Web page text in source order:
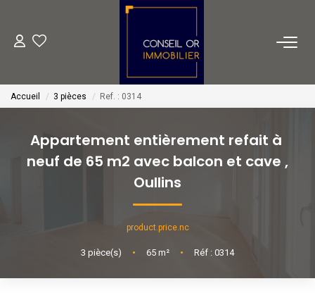
Transaction
Financement
VENTES
Accueil 3 pièces Ref. : 0314
Appartement entièrement refait à
neuf de 65 m2 avec balcon et cave ,
Oullins
product.price.nc
3 pièce(s) • 65 m² • Réf : 0314